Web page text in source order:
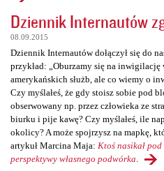
Dziennik Internautów
08.09.2015
Dziennik Internautów dołączył się do
przykład: „Oburzamy się na inwigilację
amerykańskich służb, ale co wiemy o
Czy myślałeś, że gdy stoisz sobie pod
obserwowany np. przez człowieka ze
biurku i pije kawę? Czy myślałeś, ile
okolicy? A może spojrzysz na mapkę,
artykuł Marcina Maja: Ktoś nasikał
perspektywy własnego podwórka